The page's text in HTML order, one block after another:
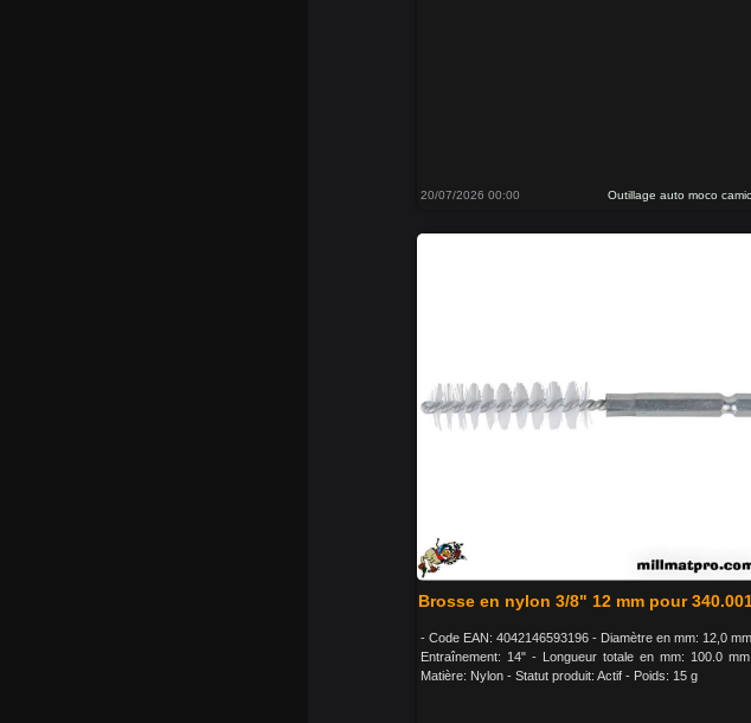
20/07/2026 00:00 Outillage auto moco
Brosse en nylon 3/8" 12 mm pour
- Code EAN: 4042146593196 - Diamètre en mm: 12,0
Entraînement: 14" - Longueur totale en mm: 100.0
Matière: Nylon - Statut produit: Actif - Poids: 15 g